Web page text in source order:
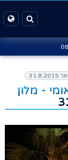
- מלון